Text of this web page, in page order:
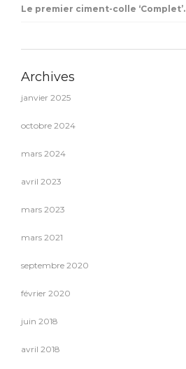
Le premier ciment-colle ‘Complet’.
Archives
janvier 2025
octobre 2024
mars 2024
avril 2023
mars 2023
mars 2021
septembre 2020
février 2020
juin 2018
avril 2018